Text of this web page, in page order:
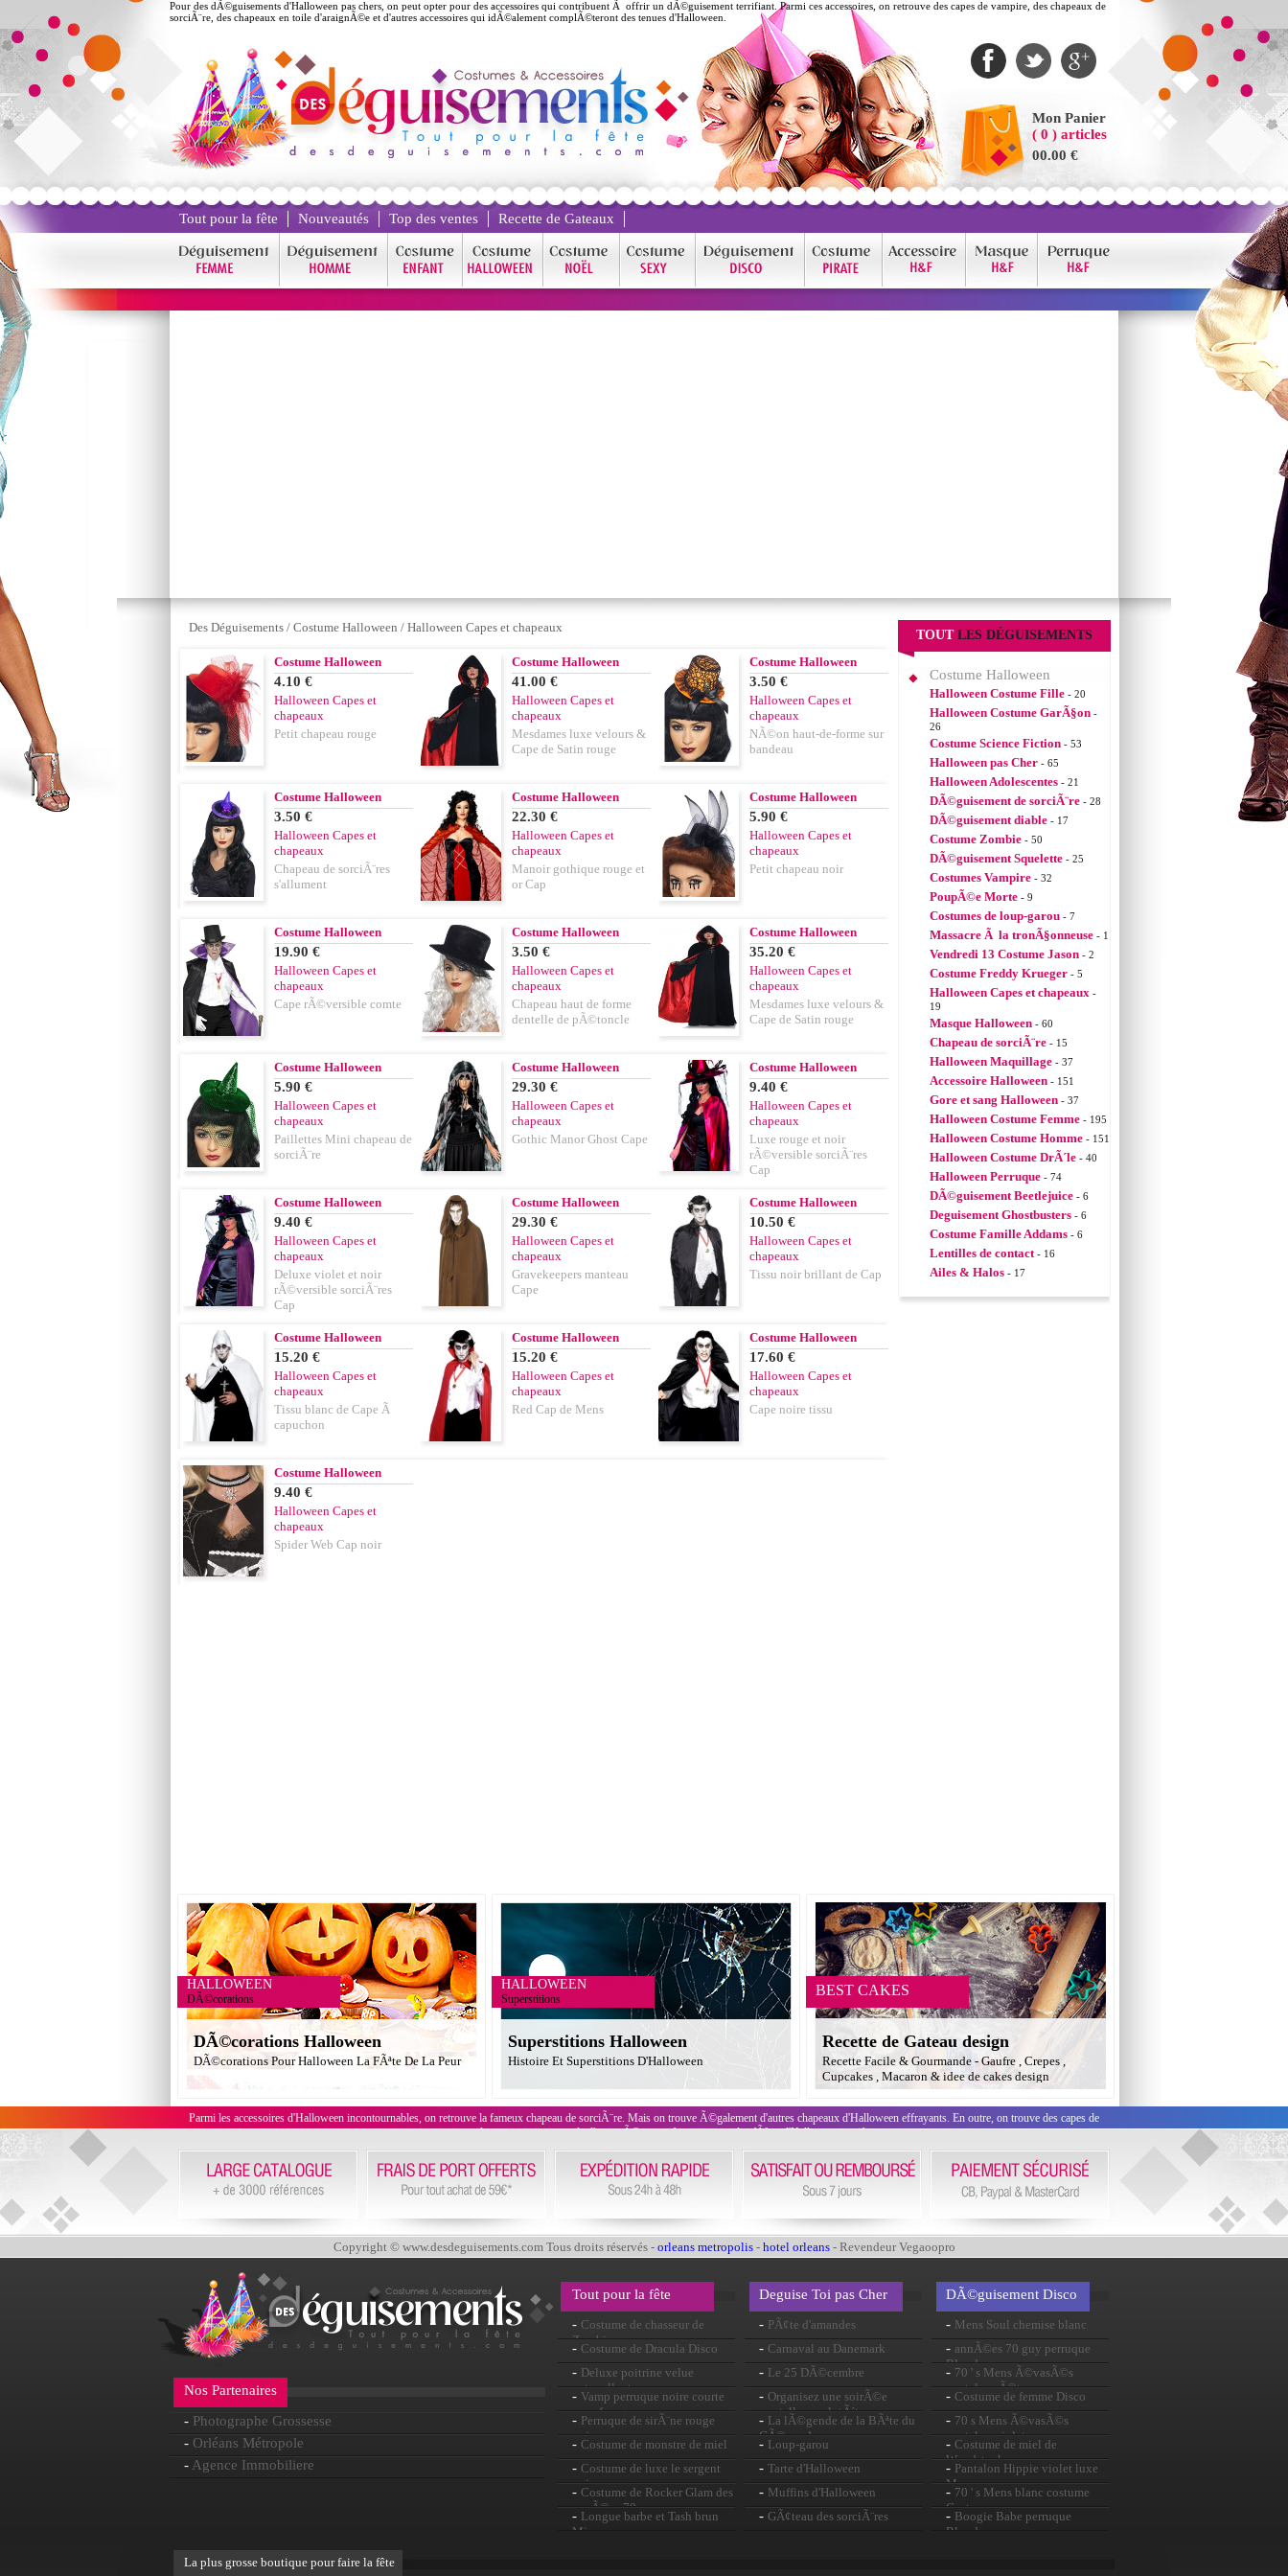
Pour des dÃ©guisements d'Halloween pas chers, on peut opter pour des accessoires qui contribuent Ã offrir un dÃ©guisement terrifiant. Parmi ces accessoires, on retrouve des capes de vampire, des chapeaux de
sorciÃ¨re, des chapeaux en toile d'araignÃ©e et d'autres accessoires qui idÃ©alement complÃ©teront des tenues d'Halloween.
Mon Panier
( 0 ) articles
00.00 €
Tout pour la fête Nouveautés Top des ventes Recette de Gateaux
Des Déguisements / Costume Halloween / Halloween Capes et chapeaux
Costume Halloween
4.10 €
Halloween Capes et
chapeaux
Petit chapeau rouge
Costume Halloween
41.00 €
Halloween Capes et
chapeaux
Mesdames luxe velours &
Cape de Satin rouge
Costume Halloween
3.50 €
Halloween Capes et
chapeaux
NÃ©on haut-de-forme sur
bandeau
Costume Halloween
3.50 €
Halloween Capes et
chapeaux
Chapeau de sorciÃ¨res
s'allument
Costume Halloween
22.30 €
Halloween Capes et
chapeaux
Manoir gothique rouge et
or Cap
Costume Halloween
5.90 €
Halloween Capes et
chapeaux
Petit chapeau noir
Costume Halloween
19.90 €
Halloween Capes et
chapeaux
Cape rÃ©versible comte
Costume Halloween
3.50 €
Halloween Capes et
chapeaux
Chapeau haut de forme
dentelle de pÃ©toncle
Costume Halloween
35.20 €
Halloween Capes et
chapeaux
Mesdames luxe velours &
Cape de Satin rouge
Costume Halloween
5.90 €
Halloween Capes et
chapeaux
Paillettes Mini chapeau de
sorciÃ¨re
Costume Halloween
29.30 €
Halloween Capes et
chapeaux
Gothic Manor Ghost Cape
Costume Halloween
9.40 €
Halloween Capes et
chapeaux
Luxe rouge et noir
rÃ©versible sorciÃ¨res
Cap
Costume Halloween
9.40 €
Halloween Capes et
chapeaux
Deluxe violet et noir
rÃ©versible sorciÃ¨res
Cap
Costume Halloween
29.30 €
Halloween Capes et
chapeaux
Gravekeepers manteau
Cape
Costume Halloween
10.50 €
Halloween Capes et
chapeaux
Tissu noir brillant de Cap
Costume Halloween
15.20 €
Halloween Capes et
chapeaux
Tissu blanc de Cape Ã
capuchon
Costume Halloween
15.20 €
Halloween Capes et
chapeaux
Red Cap de Mens
Costume Halloween
17.60 €
Halloween Capes et
chapeaux
Cape noire tissu
Costume Halloween
9.40 €
Halloween Capes et
chapeaux
Spider Web Cap noir
TOUT LES DÉGUISEMENTS
Costume Halloween
Halloween Costume Fille - 20
Halloween Costume GarÃ§on -
26
Costume Science Fiction - 53
Halloween pas Cher - 65
Halloween Adolescentes - 21
DÃ©guisement de sorciÃ¨re - 28
DÃ©guisement diable - 17
Costume Zombie - 50
DÃ©guisement Squelette - 25
Costumes Vampire - 32
PoupÃ©e Morte - 9
Costumes de loup-garou - 7
Massacre Ã la tronÃ§onneuse - 1
Vendredi 13 Costume Jason - 2
Costume Freddy Krueger - 5
Halloween Capes et chapeaux -
19
Masque Halloween - 60
Chapeau de sorciÃ¨re - 15
Halloween Maquillage - 37
Accessoire Halloween - 151
Gore et sang Halloween - 37
Halloween Costume Femme - 195
Halloween Costume Homme - 151
Halloween Costume DrÃ´le - 40
Halloween Perruque - 74
DÃ©guisement Beetlejuice - 6
Deguisement Ghostbusters - 6
Costume Famille Addams - 6
Lentilles de contact - 16
Ailes & Halos - 17
HALLOWEEN
DÃ©corations
DÃ©corations Halloween
DÃ©corations Pour Halloween La FÃªte De La Peur
HALLOWEEN
Superstitions
Superstitions Halloween
Histoire Et Superstitions D'Halloween
BEST CAKES
Recette de Gateau design
Recette Facile & Gourmande - Gaufre , Crepes ,
Cupcakes , Macaron & idee de cakes design
Parmi les accessoires d'Halloween incontournables, on retrouve la fameux chapeau de sorciÃ¨re. Mais on trouve Ã©galement d'autres chapeaux d'Halloween effrayants. En outre, on trouve des capes de
vampire ainsi que des capes imitation toile d'araignÃ©e pour femmes pour des fÃªtes d'Halloween terrifiantes.
Copyright © www.desdeguisements.com Tous droits réservés - orleans metropolis- hotel orleans- Revendeur Vegaoopro
Nos Partenaires
- Photographe Grossesse
- Orléans Métropole
- Agence Immobiliere
Tout pour la fête
- Costume de chasseur de
Zombie
- Costume de Dracula Disco
- Deluxe poitrine velue
autocollante
- Vamp perruque noire courte
avec frange
- Perruque de sirÃ¨ne rouge
noir
- Costume de monstre de miel
- Costume de luxe le sergent
poivre rouge
- Costume de Rocker Glam des
annÃ©es 70
- Longue barbe et Tash brun
Mix
Deguise Toi pas Cher
- PÃ¢te d'amandes
- Carnaval au Danemark
- Le 25 DÃ©cembre
- Organisez une soirÃ©e
mortelle ou plutÃ´t une
mortelle soirÃ©eÂ !
- La lÃ©gende de la BÃªte du
GÃ©vaudan
- Loup-garou
- Tarte d'Halloween
- Muffins d'Halloween
- GÃ¢teau des sorciÃ¨res
DÃ©guisement Disco
- Mens Soul chemise blanc
- annÃ©es 70 guy perruque
Blonde
- 70 ' s Mens Ã©vasÃ©s
pantalon rÃ©tro
- Costume de femme Disco
- 70 s Mens Ã©vasÃ©s
pantalon violet
- Costume de miel de
Woodstock
- Pantalon Hippie violet luxe
Mens
- 70 ' s Mens blanc costume
Costume
- Boogie Babe perruque
Blonde
La plus grosse boutique pour faire la fête